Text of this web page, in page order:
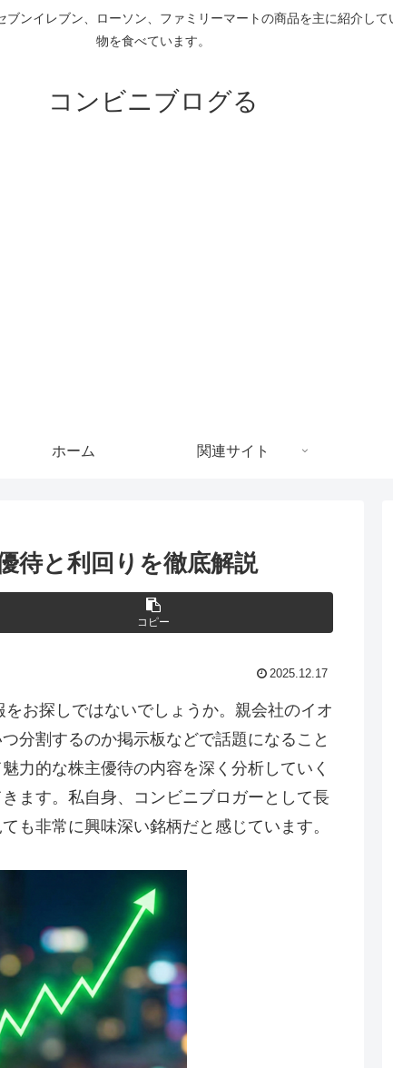
ンイレブン、ローソン、ファミリーマートの商品を主に紹介し
物を食べています。
コンビニブログる
ホーム 関連サイト
待と利回りを徹底解説
コピー
2025.12.17
お探しではないでしょうか。親会社のイオ
分割するのか掲示板などで話題になること
力的な株主優待の内容を深く分析していく
ます。私自身、コンビニブロガーとして長
も非常に興味深い銘柄だと感じています。